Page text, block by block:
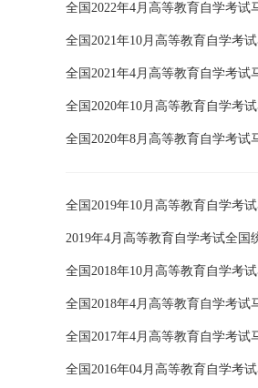
全国2022年4月高等教育自学考试
全国2021年10月高等教育自学考
全国2021年4月高等教育自学考试
全国2020年10月高等教育自学考
全国2020年8月高等教育自学考试
全国2019年10月高等教育自学考
2019年4月高等教育自学考试全
全国2018年10月高等教育自学考
全国2018年4月高等教育自学考试
全国2017年4月高等教育自学考试
全国2016年04月高等教育自学考